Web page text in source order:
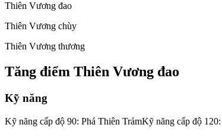
Thiên Vương đao
Thiên Vương chùy
Thiên Vương thương
Tăng điểm Thiên Vương đao
Kỹ năng
Kỹ năng cấp độ 90: Phá Thiên TrảmKỹ năng cấp độ